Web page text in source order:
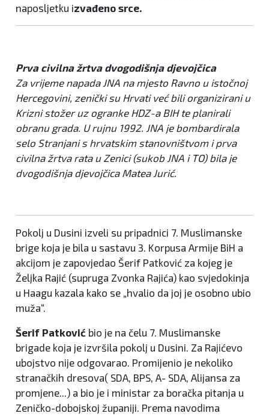
naposljetku izvađeno srce.
Prva civilna žrtva dvogodišnja djevojčica
Za vrijeme napada JNA na mjesto Ravno u istočnoj
Hercegovini, zenički su Hrvati već bili organizirani u
Krizni stožer uz ogranke HDZ-a BIH te planirali
obranu grada. U rujnu 1992. JNA je bombardirala
selo Stranjani s hrvatskim stanovništvom i prva
civilna žrtva rata u Zenici (sukob JNA i TO) bila je
dvogodišnja djevojčica Matea Jurić.
Pokolj u Dusini izveli su pripadnici 7. Muslimanske
brige koja je bila u sastavu 3. Korpusa Armije BiH a
akcijom je zapovjedao Šerif Patković za kojeg je
Željka Rajić (supruga Zvonka Rajića) kao svjedokinja
u Haagu kazala kako se „hvalio da joj je osobno ubio
muža“.
Šerif Patković bio je na čelu 7. Muslimanske
brigade koja je izvršila pokolj u Dusini. Za Rajićevo
ubojstvo nije odgovarao. Promijenio je nekoliko
stranačkih dresova( SDA, BPS, A- SDA, Alijansa za
promjene...) a bio je i ministar za boračka pitanja u
Zeničko-dobojskoj županiji. Prema navodima